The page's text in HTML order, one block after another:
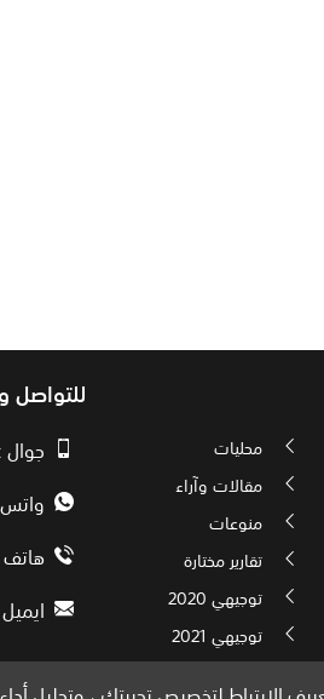
محليات
مقالات وآراء
منوعات
تقارير مختارة
توجيهي 2020
توجيهي 2021
للتواصل
جوال :
واتس أب :
هاتف :